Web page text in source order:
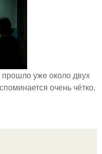
уже около двух
очень чётко.